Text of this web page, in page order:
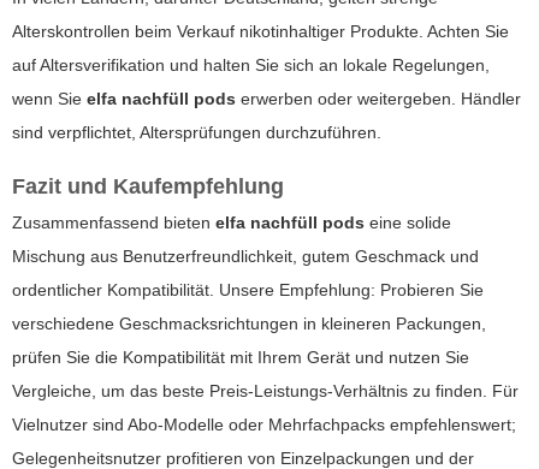
Alterskontrollen beim Verkauf nikotinhaltiger Produkte. Achten Sie
auf Altersverifikation und halten Sie sich an lokale Regelungen,
wenn Sie elfa nachfüll pods erwerben oder weitergeben. Händler
sind verpflichtet, Altersprüfungen durchzuführen.
Fazit und Kaufempfehlung
Zusammenfassend bieten elfa nachfüll pods eine solide
Mischung aus Benutzerfreundlichkeit, gutem Geschmack und
ordentlicher Kompatibilität. Unsere Empfehlung: Probieren Sie
verschiedene Geschmacksrichtungen in kleineren Packungen,
prüfen Sie die Kompatibilität mit Ihrem Gerät und nutzen Sie
Vergleiche, um das beste Preis-Leistungs-Verhältnis zu finden. Für
Vielnutzer sind Abo-Modelle oder Mehrfachpacks empfehlenswert;
Gelegenheitsnutzer profitieren von Einzelpackungen und der